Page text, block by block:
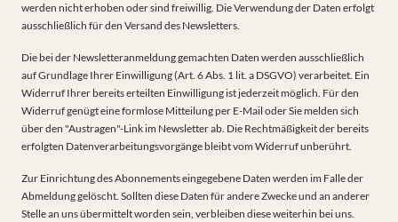
werden nicht erhoben oder sind freiwillig. Die Verwendung der Daten erfolgt
ausschließlich für den Versand des Newsletters.
Die bei der Newsletteranmeldung gemachten Daten werden ausschließlich
auf Grundlage Ihrer Einwilligung (Art. 6 Abs. 1 lit. a DSGVO) verarbeitet. Ein
Widerruf Ihrer bereits erteilten Einwilligung ist jederzeit möglich. Für den
Widerruf genügt eine formlose Mitteilung per E-Mail oder Sie melden sich
über den "Austragen"-Link im Newsletter ab. Die Rechtmäßigkeit der bereits
erfolgten Datenverarbeitungsvorgänge bleibt vom Widerruf unberührt.
Zur Einrichtung des Abonnements eingegebene Daten werden im Falle der
Abmeldung gelöscht. Sollten diese Daten für andere Zwecke und an anderer
Stelle an uns übermittelt worden sein, verbleiben diese weiterhin bei uns.